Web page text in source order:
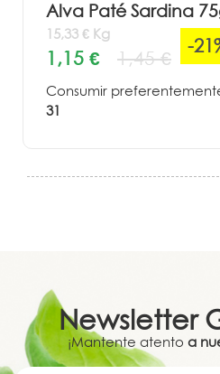
Alva Paté Sardina
15,33 € Kg
1,15 € 1,45 €
-
Consumir
31
Newsletter
¡Mantente atento a